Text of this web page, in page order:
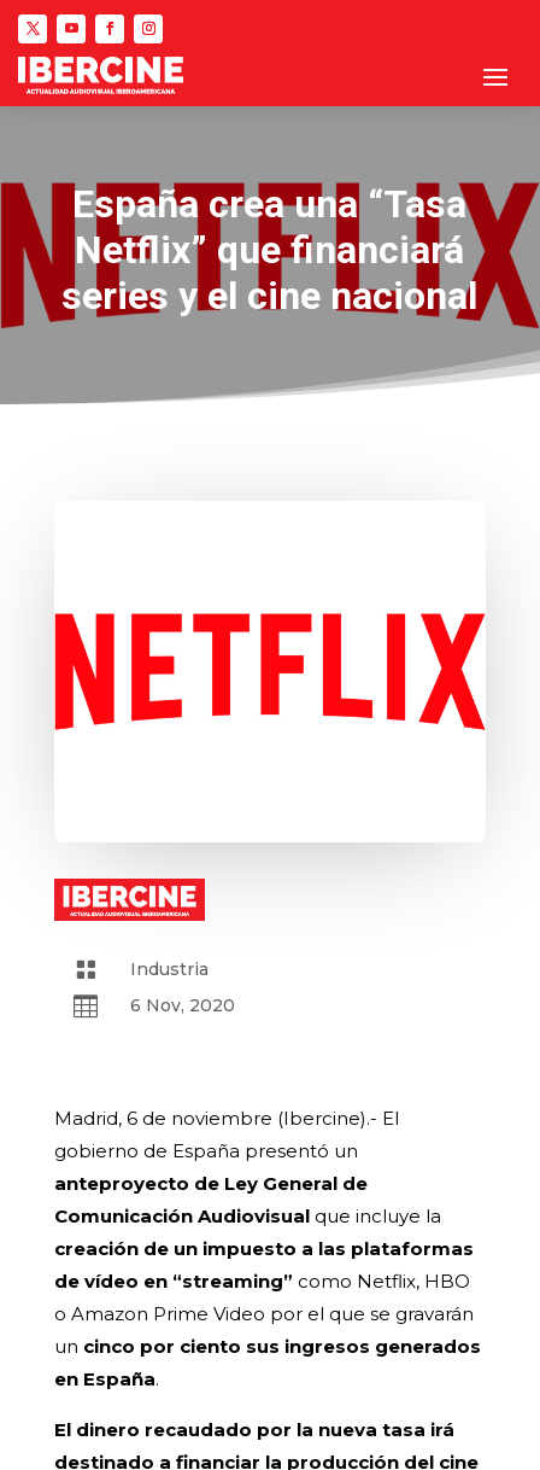
España crea una “Tasa
Netflix” que financiará
series y el cine nacional
 Industria
 6 Nov, 2020
Madrid, 6 de noviembre (Ibercine).- El
gobierno de España presentó un
anteproyecto de Ley General de
Comunicación Audiovisualque incluye la
creación de un impuesto a las plataformas
de vídeo en “streaming” como Netflix, HBO
o Amazon Prime Video por el que se gravarán
un cinco por ciento sus ingresos generados
en España.
El dinero recaudado por la nueva tasa irá
destinado a financiar la producción del cine